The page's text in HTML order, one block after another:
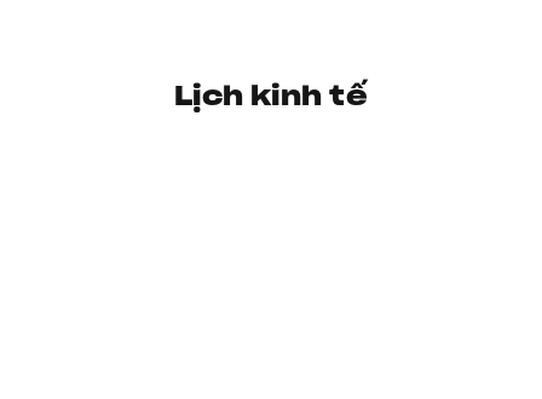
Lịch kinh tế